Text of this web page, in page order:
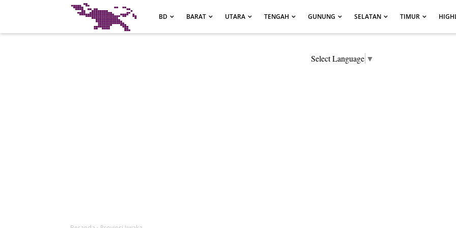
BD BARAT UTARA TENGAH GUNUNG SELATAN TIMUR
Select Language ▼